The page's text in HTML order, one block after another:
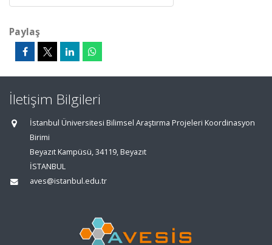
Paylaş
İletişim Bilgileri
İstanbul Üniversitesi Bilimsel Araştırma Projeleri Koordinasyon
Birimi
Beyazıt Kampüsü, 34119, Beyazıt
İSTANBUL
aves@istanbul.edu.tr